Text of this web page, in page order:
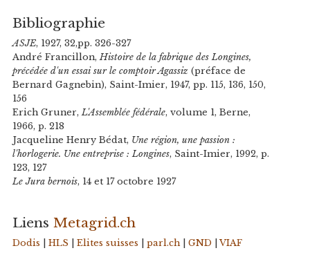
Bibliographie
ASJE, 1927, 32,pp. 326-327
André Francillon, Histoire de la fabrique des Longines,
précédée d'un essai sur le comptoir Agassiz(préface de
Bernard Gagnebin), Saint-Imier, 1947, pp. 115, 136, 150,
156
Erich Gruner, L'Assemblée fédérale, volume 1, Berne,
1966, p. 218
Jacqueline Henry Bédat, Une région, une passion :
l'horlogerie. Une entreprise : Longines, Saint-Imier, 1992, p.
123, 127
Le Jura bernois, 14 et 17 octobre 1927
Liens Metagrid.ch
Dodis HLS Elites suisses parl.ch| GND |VIAF